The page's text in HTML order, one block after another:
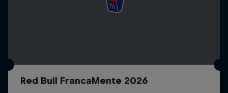
Red Bull FrancaMente 2026